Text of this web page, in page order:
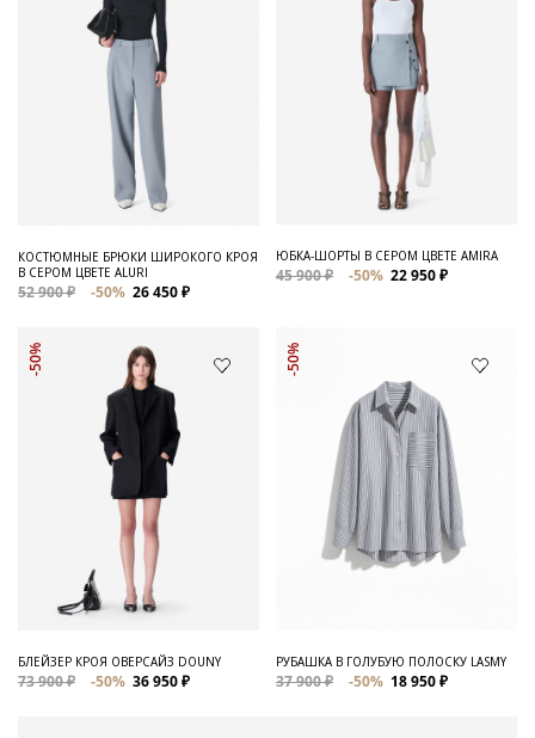
КОСТЮМНЫЕ БРЮКИ ШИРОКОГО КРОЯ
В СЕРОМ ЦВЕТЕ ALURI
52 900 ₽ -50% 26 450 ₽
ЮБКА-ШОРТЫ В СЕРОМ ЦВЕТЕ AMIRA
45 900 ₽ -50% 22 950 ₽
-50%
БЛЕЙЗЕР КРОЯ ОВЕРСАЙЗ DOUNY
73 900 ₽ -50% 36 950 ₽
-50%
РУБАШКА В ГОЛУБУЮ ПОЛОСКУ LASMY
37 900 ₽ -50% 18 950 ₽